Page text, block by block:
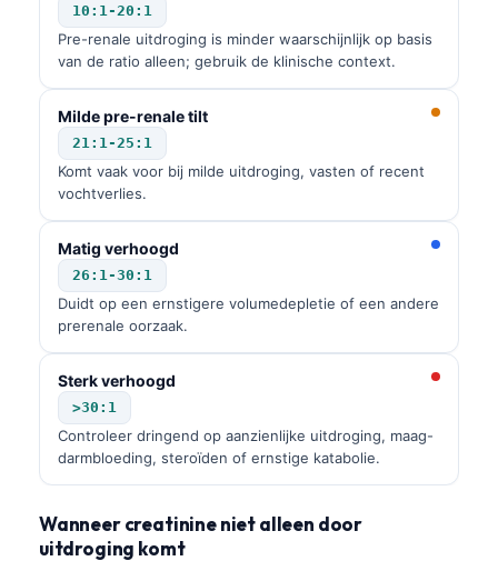
10:1-20:1
Pre-renale uitdroging is minder waarschijnlijk op basis
van de ratio alleen; gebruik de klinische context.
Milde pre-renale tilt
21:1-25:1
Komt vaak voor bij milde uitdroging, vasten of recent
vochtverlies.
Matig verhoogd
26:1-30:1
Duidt op een ernstigere volumedepletie of een andere
prerenale oorzaak.
Sterk verhoogd
>30:1
Controleer dringend op aanzienlijke uitdroging, maag-
darmbloeding, steroïden of ernstige katabolie.
Wanneer creatinine niet alleen door
uitdroging komt